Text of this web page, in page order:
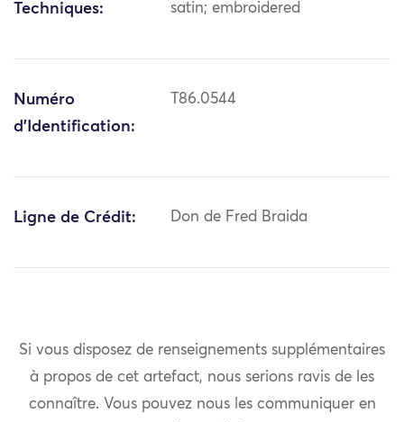
Techniques: satin; embroidered
Numéro
d'Identification:
T86.0544
Ligne de Crédit: Don de Fred Braida
Si vous disposez de renseignements supplémentaires
à propos de cet artefact, nous serions ravis de les
connaître. Vous pouvez nous les communiquer en